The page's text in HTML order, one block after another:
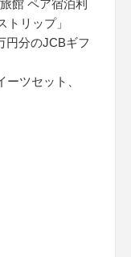
館 ペア宿泊利
リップ」
分のJCBギフ
ツセット、